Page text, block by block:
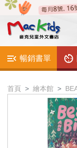
暢銷書單
首頁 繪本館